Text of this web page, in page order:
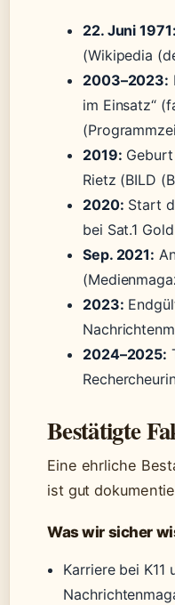
22. Juni 1971:
(Wikipedia
2003–2023:
im Einsatz“
2019:
Rietz (BILD
2020: Start
bei Sat.1
Sep. 2021:
2023:
2024–2025:
Bestätigte
Eine ehrliche
ist gut
Was wir sicher
Karriere bei